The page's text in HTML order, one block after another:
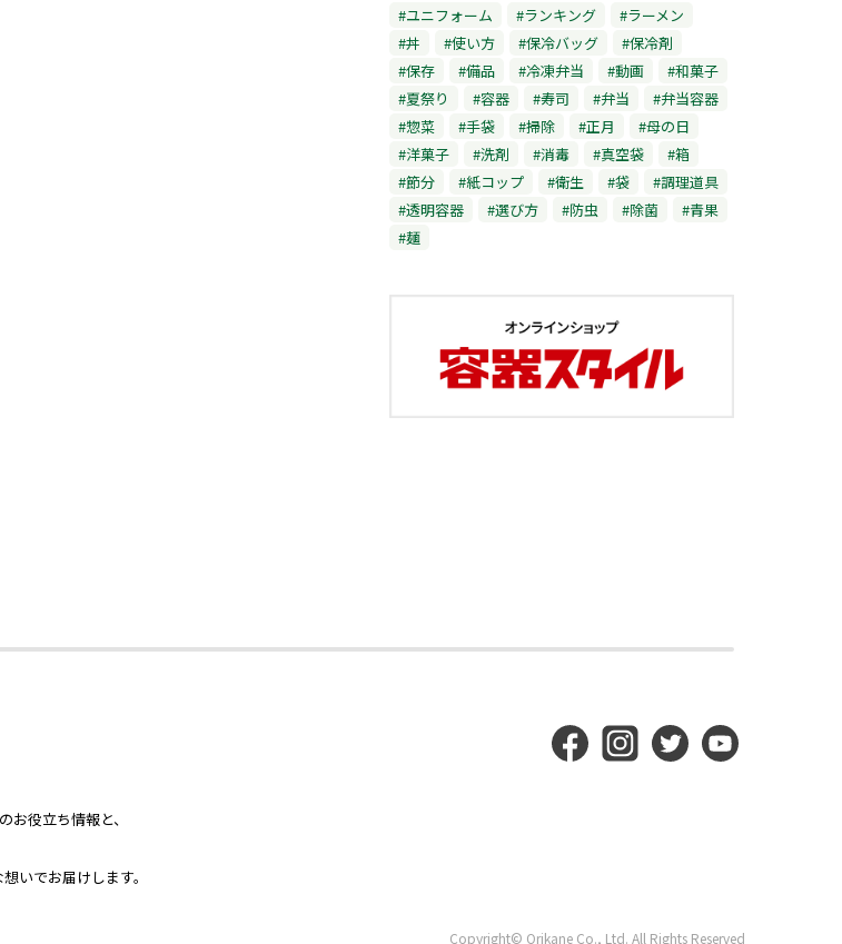
#ユニフォーム
#ランキング
#ラーメン
#丼
#使い方 #保冷バッグ
#保冷剤
#保存
#備品 #冷凍弁当 #動画
#和菓子
#夏祭り
#容器 #寿司 #弁当
#弁当容器
#惣菜
#手袋 #掃除 #正月
#母の日
#洋菓子
#洗剤 #消毒 #真空袋
#箱
#節分
#紙コップ #衛生 #袋
#調理道具
#透明容器
#選び方 #防虫 #除菌
#青果
#麺
役立ち情報と、
いでお届けします。
Copyright© Orikane Co., Ltd. All Rights Reserved